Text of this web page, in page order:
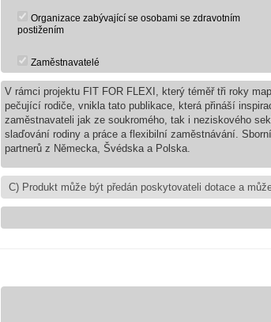
Organizace zabývající se osobami se zdravotním
postižením
Zaměstnavatelé
V rámci projektu FIT FOR FLEXI, který téměř tři roky
pečující rodiče, vnikla tato publikace, která přináší
zaměstnavateli jak ze soukromého, tak i neziskového
slaďování rodiny a práce a flexibilní zaměstnávání.
partnerů z Německa, Švédska a Polska.